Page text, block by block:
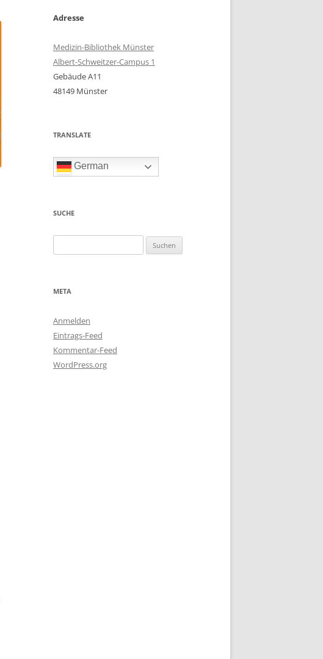
Adresse
Medizin-Bibliothek Münster
Albert-Schweitzer-Campus 1
Gebäude A11
48149 Münster
TRANSLATE
German
SUCHE
nach:
META
Anmelden
Eintrags-Feed
Kommentar-Feed
WordPress.org